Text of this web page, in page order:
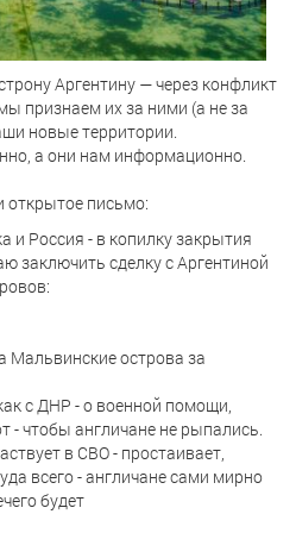
Аргентину — через конфликт
признаем их за ними (а не за
новые территории.
а они нам информационно.
письмо:
и Россия - в копилку закрытия
заключить сделку с Аргентиной
Мальвинские острова за
с ДНР - о военной помощи,
- чтобы англичане не рыпались.
в СВО - простаивает,
всего - англичане сами мирно
будет